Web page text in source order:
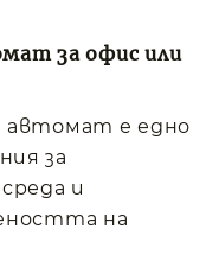
за офис или
автомат е едно
за
и
на